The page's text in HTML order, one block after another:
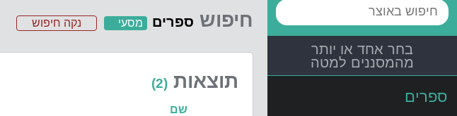
בחר אחד או יותר
מהמסננים למטה
ספרים
חיפוש ספרים מסעי נקה חיפוש
תוצאות (2)
שם